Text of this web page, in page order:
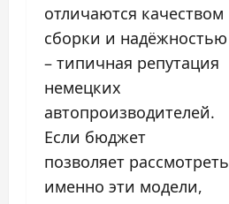
отличаются качеством
сборки и надёжностью
– типичная репутация
немецких
автопроизводителей.
Если бюджет
позволяет рассмотреть
именно эти модели,